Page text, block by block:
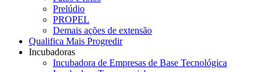
Prelúdio
PROPEL
Demais ações de extensão
Qualifica Mais Progredir
Incubadoras
Incubadora de Empresas de Base Tecnológica